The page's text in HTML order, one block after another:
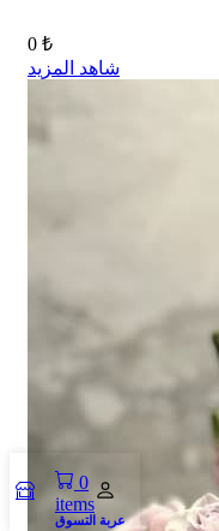
0 ₺
شاهد المزيد
0
items
عربة التسوق